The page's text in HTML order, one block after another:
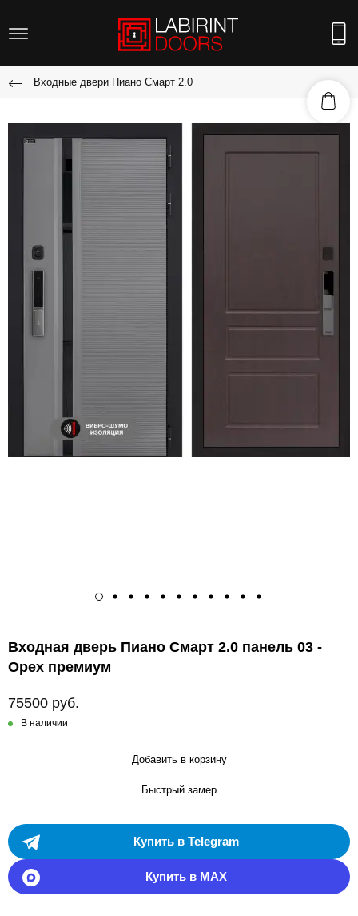
Входные двери Пиано Смарт 2.0
Входная дверь Пиано Смарт 2.0 панель 03 -
Орех премиум
75500 руб.
В наличии
Добавить в корзину
Быстрый замер
Купить в Telegram
Купить в MAX